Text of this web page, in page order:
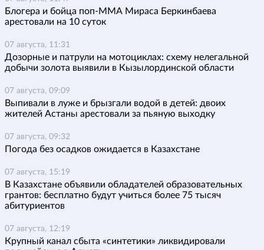
Блогера и бойца поп-ММА Мираса Беркинбаева
арестовали на 10 суток
07 августа, 11:31
Дозорные и патрули на мотоциклах: схему нелегальной
добычи золота выявили в Кызылординской области
07 августа, 09:09
Выпивали в луже и брызгали водой в детей: двоих
жителей Астаны арестовали за пьяную выходку
07 августа, 09:32
Погода без осадков ожидается в Казахстане
07 августа, 15:19
В Казахстане объявили обладателей образовательных
грантов: бесплатно будут учиться более 75 тысяч
абитуриентов
07 августа, 12:19
Крупный канал сбыта «синтетики» ликвидировали